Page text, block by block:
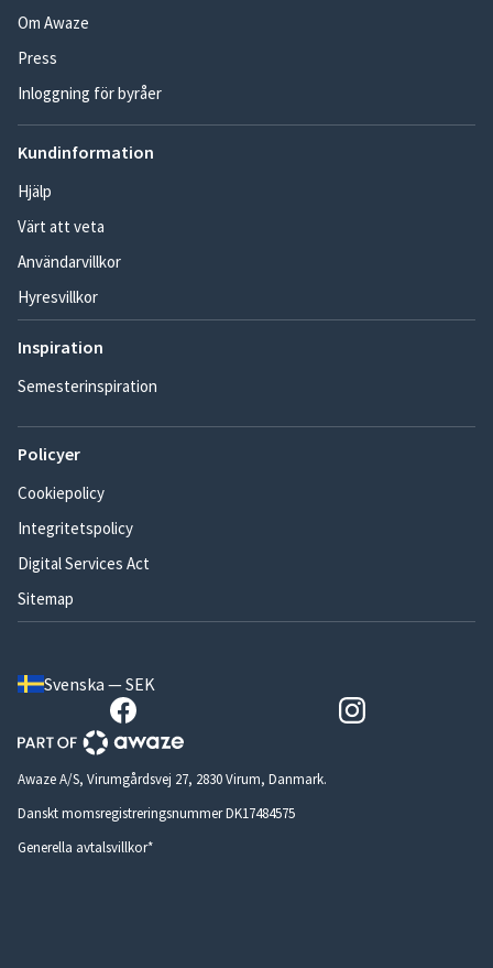
Om Awaze
Press
Inloggning för byråer
Kundinformation
Hjälp
Värt att veta
Användarvillkor
Hyresvillkor
Inspiration
Semesterinspiration
Policyer
Cookiepolicy
Integritetspolicy
Digital Services Act
Sitemap
Svenska — SEK
Awaze A/S, Virumgårdsvej 27, 2830 Virum, Danmark.
Danskt momsregistreringsnummer DK17484575
Generella avtalsvillkor*